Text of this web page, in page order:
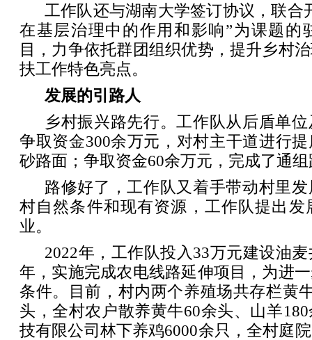
工作队还与湖南大学签订协议，联合
在基层治理中的作用和影响”为课题的
目，力争依托群团组织优势，提升乡村
扶工作特色亮点。
发展的引路人
乡村振兴路先行。工作队从后盾单
争取资金300余万元，对村主干道进行
砂路面；争取资金60余万元，完成了通
路修好了，工作队又着手带动村里
村自然条件和现有资源，工作队提出发
业。
2022年，工作队投入33万元建设油
年，实施完成农电线路延伸项目，为进
条件。目前，村内两个养殖场共存栏黄
头，全村农户散养黄牛60余头、山羊
技有限公司林下养鸡6000余只，全村庭